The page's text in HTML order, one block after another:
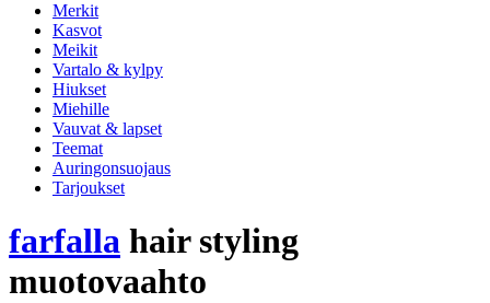
Merkit
Kasvot
Meikit
Vartalo & kylpy
Hiukset
Miehille
Vauvat & lapset
Teemat
Auringonsuojaus
Tarjoukset
farfalla hair styling
muotovaahto